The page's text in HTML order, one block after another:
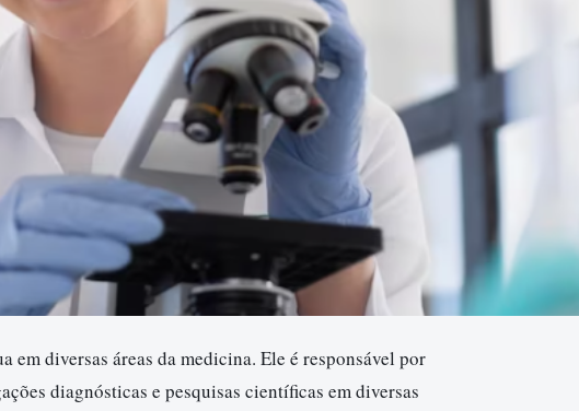
em diversas áreas da medicina. Ele é responsável por
diagnósticas e pesquisas científicas em diversas